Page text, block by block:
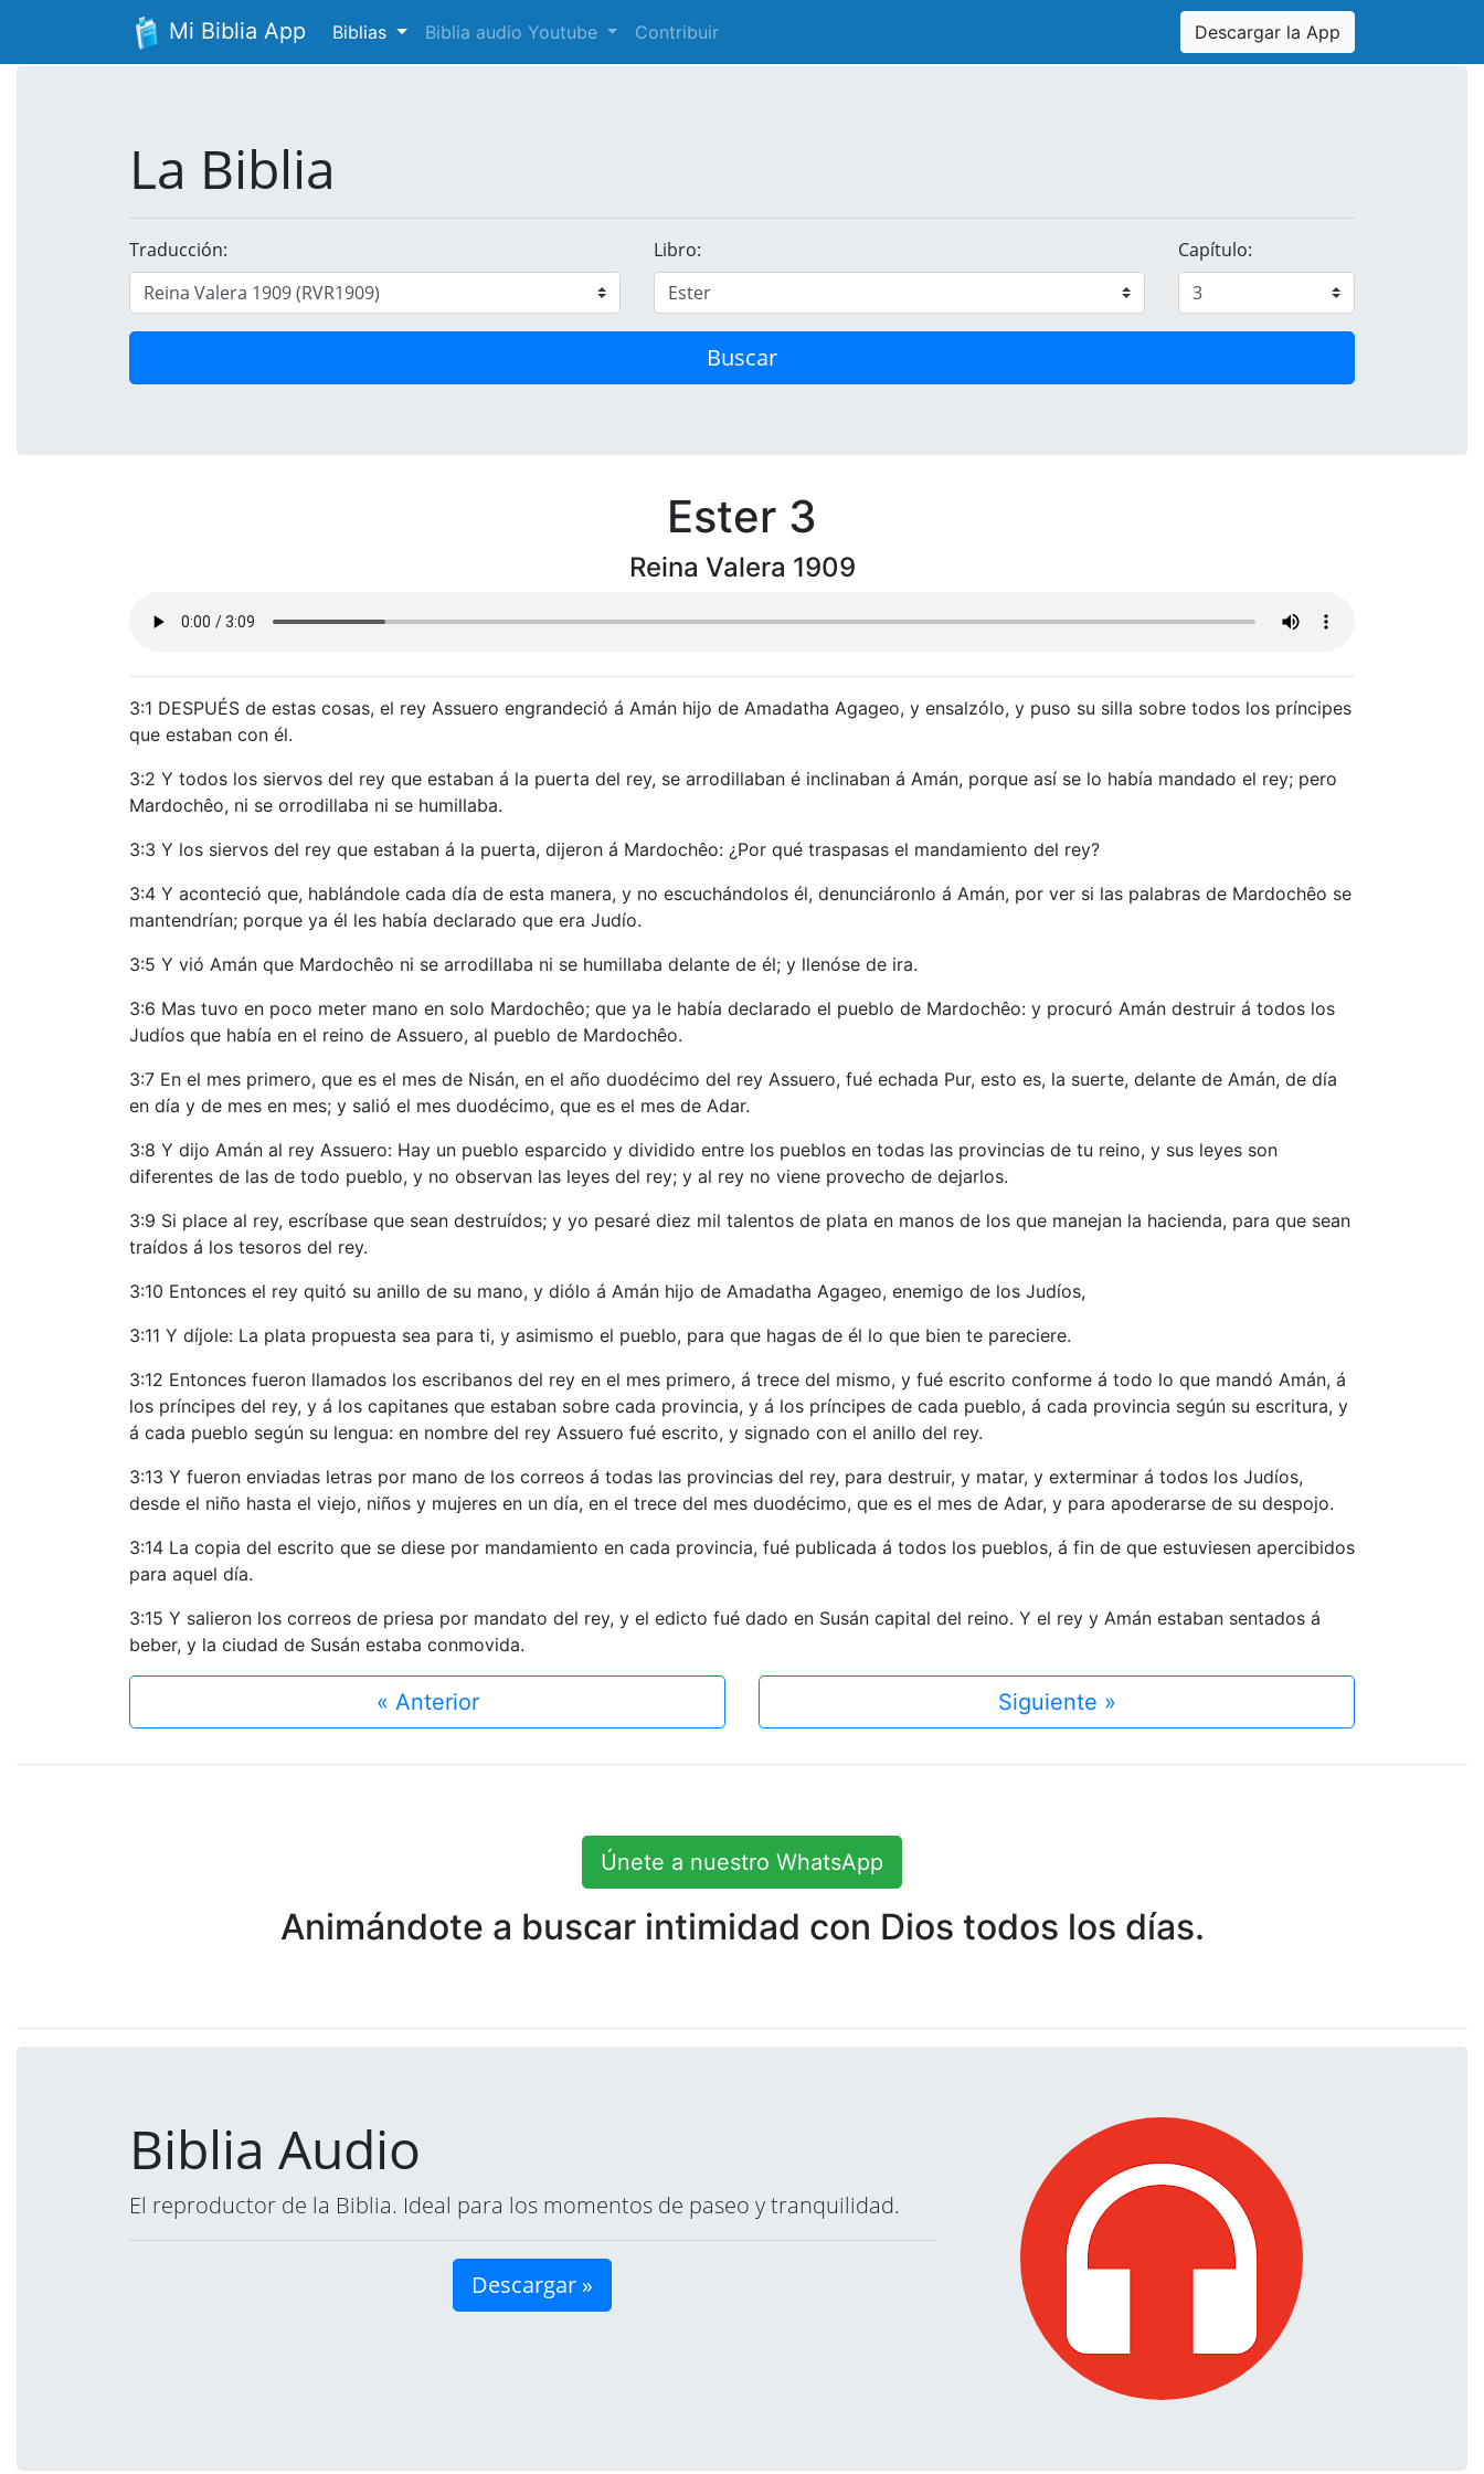
Mi Biblia App Biblias Biblia audio Youtube Contribuir Descargar la App
La Biblia
Traducción: Libro: Capítulo:
Buscar
Ester 3
Reina Valera 1909
3:1 DESPUÉS de estas cosas, el rey Assuero engrandeció á Amán hijo de Amadatha Agageo, y ensalzólo, y puso su silla sobre todos los príncipes
que estaban con él.
3:2 Y todos los siervos del rey que estaban á la puerta del rey, se arrodillaban é inclinaban á Amán, porque así se lo había mandado el rey; pero
Mardochêo, ni se orrodillaba ni se humillaba.
3:3 Y los siervos del rey que estaban á la puerta, dijeron á Mardochêo: ¿Por qué traspasas el mandamiento del rey?
3:4 Y aconteció que, hablándole cada día de esta manera, y no escuchándolos él, denunciáronlo á Amán, por ver si las palabras de Mardochêo se
mantendrían; porque ya él les había declarado que era Judío.
3:5 Y vió Amán que Mardochêo ni se arrodillaba ni se humillaba delante de él; y llenóse de ira.
3:6 Mas tuvo en poco meter mano en solo Mardochêo; que ya le había declarado el pueblo de Mardochêo: y procuró Amán destruir á todos los
Judíos que había en el reino de Assuero, al pueblo de Mardochêo.
3:7 En el mes primero, que es el mes de Nisán, en el año duodécimo del rey Assuero, fué echada Pur, esto es, la suerte, delante de Amán, de día
en día y de mes en mes; y salió el mes duodécimo, que es el mes de Adar.
3:8 Y dijo Amán al rey Assuero: Hay un pueblo esparcido y dividido entre los pueblos en todas las provincias de tu reino, y sus leyes son
diferentes de las de todo pueblo, y no observan las leyes del rey; y al rey no viene provecho de dejarlos.
3:9 Si place al rey, escríbase que sean destruídos; y yo pesaré diez mil talentos de plata en manos de los que manejan la hacienda, para que sean
traídos á los tesoros del rey.
3:10 Entonces el rey quitó su anillo de su mano, y diólo á Amán hijo de Amadatha Agageo, enemigo de los Judíos,
3:11 Y díjole: La plata propuesta sea para ti, y asimismo el pueblo, para que hagas de él lo que bien te pareciere.
3:12 Entonces fueron llamados los escribanos del rey en el mes primero, á trece del mismo, y fué escrito conforme á todo lo que mandó Amán, á
los príncipes del rey, y á los capitanes que estaban sobre cada provincia, y á los príncipes de cada pueblo, á cada provincia según su escritura, y
á cada pueblo según su lengua: en nombre del rey Assuero fué escrito, y signado con el anillo del rey.
3:13 Y fueron enviadas letras por mano de los correos á todas las provincias del rey, para destruir, y matar, y exterminar á todos los Judíos,
desde el niño hasta el viejo, niños y mujeres en un día, en el trece del mes duodécimo, que es el mes de Adar, y para apoderarse de su despojo.
3:14 La copia del escrito que se diese por mandamiento en cada provincia, fué publicada á todos los pueblos, á fin de que estuviesen apercibidos
para aquel día.
3:15 Y salieron los correos de priesa por mandato del rey, y el edicto fué dado en Susán capital del reino. Y el rey y Amán estaban sentados á
beber, y la ciudad de Susán estaba conmovida.
« Anterior Siguiente »
Únete a nuestro WhatsApp
Animándote a buscar intimidad con Dios todos los días.
Biblia Audio
El reproductor de la Biblia. Ideal para los momentos de paseo y tranquilidad.
Descargar »